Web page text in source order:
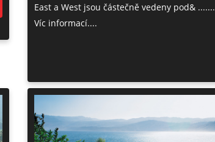
East a West jsou částečně vedeny pod& .......
Víc informací....